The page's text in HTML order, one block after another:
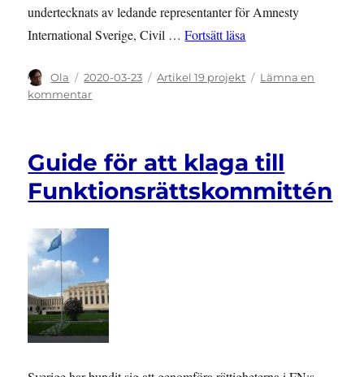
undertecknats av ledande representanter för Amnesty
International Sverige, Civil …Fortsätt läsa
Författare
Ola
Publicerat
den
2020-03-23 Kategorier
Artikel 19 projekt
Lämna en
kommentartill
statsministern
inrätta
MR-
värd
namnet
Guide för att klaga till
Funktionsrättskommittén